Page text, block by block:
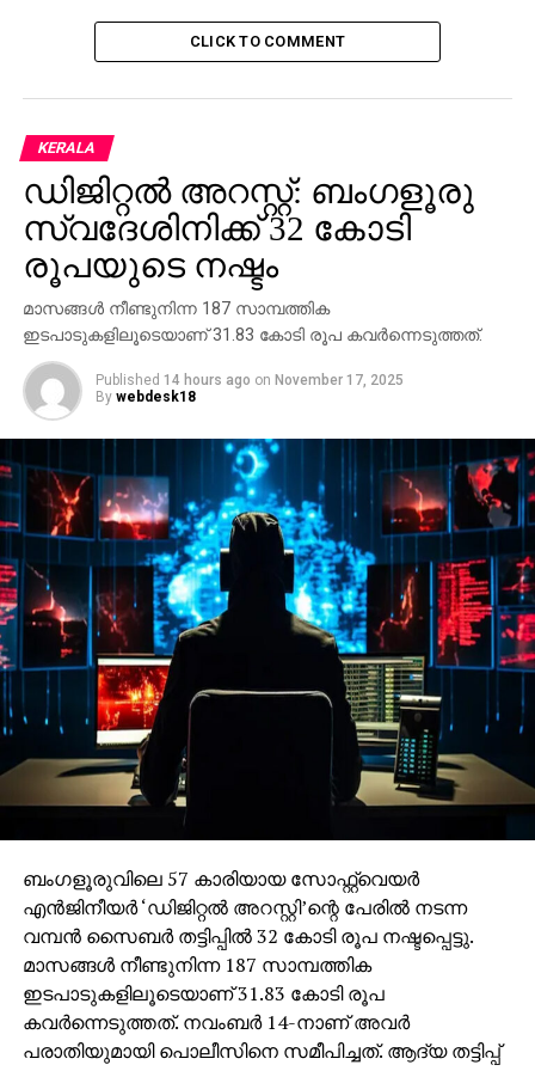
CLICK TO COMMENT
KERALA
ഡിജിറ്റല്‍ അറസ്റ്റ്: ബംഗളൂരു
സ്വദേശിനിക്ക് 32 കോടി
രൂപയുടെ നഷ്ടം
മാസങ്ങള്‍ നീണ്ടുനിന്ന 187 സാമ്പത്തിക
ഇടപാടുകളിലൂടെയാണ് 31.83 കോടി രൂപ കവര്‍ന്നെടുത്തത്.
Published 14 hours ago on November 17, 2025
By webdesk18
ബംഗളൂരുവിലെ 57 കാരിയായ സോഫ്റ്റ്വെയര്‍
എന്‍ജിനീയര്‍ ‘ഡിജിറ്റല്‍ അറസ്റ്റി’ന്റെ പേരില്‍ നടന്ന
വമ്പന്‍ സൈബര്‍ തട്ടിപ്പില്‍ 32 കോടി രൂപ നഷ്ടപ്പെട്ടു.
മാസങ്ങള്‍ നീണ്ടുനിന്ന 187 സാമ്പത്തിക
ഇടപാടുകളിലൂടെയാണ് 31.83 കോടി രൂപ
കവര്‍ന്നെടുത്തത്. നവംബര്‍ 14-നാണ് അവര്‍
പരാതിയുമായി പൊലീസിനെ സമീപിച്ചത്. ആദ്യ തട്ടിപ്പ്